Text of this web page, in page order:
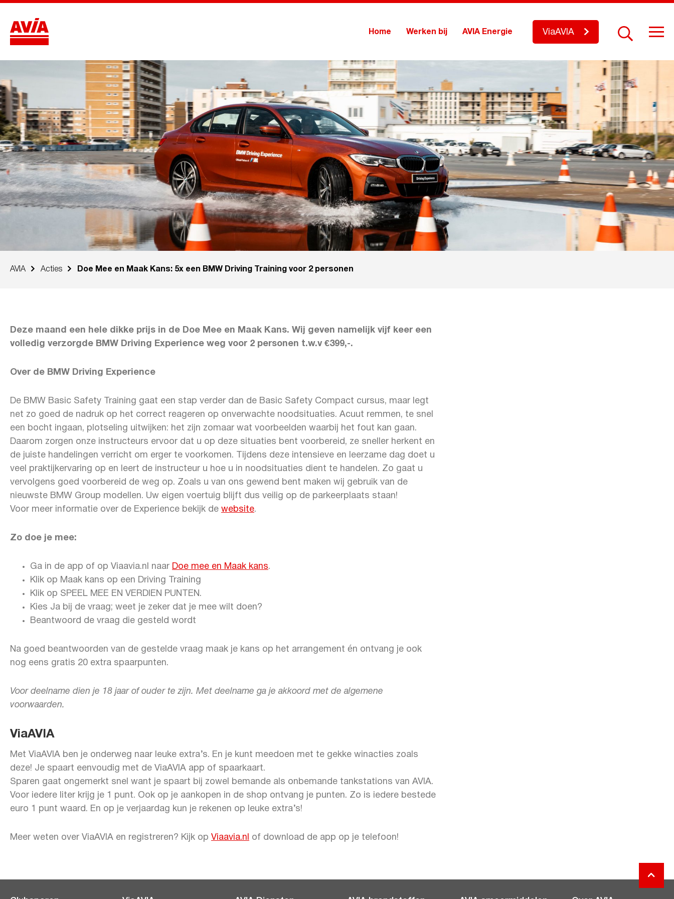
Home Werken bij AVIA Energie ViaAVIA
AVIA Acties Doe Mee en Maak Kans: 5x een BMW Driving Training voor 2 personen
Deze maand een hele dikke prijs in de Doe Mee en Maak Kans. Wij geven namelijk vijf keer een
volledig verzorgde BMW Driving Experience weg voor 2 personen t.w.v €399,-.
Over de BMW Driving Experience
De BMW Basic Safety Training gaat een stap verder dan de Basic Safety Compact cursus, maar legt
net zo goed de nadruk op het correct reageren op onverwachte noodsituaties. Acuut remmen, te snel
een bocht ingaan, plotseling uitwijken: het zijn zomaar wat voorbeelden waarbij het fout kan gaan.
Daarom zorgen onze instructeurs ervoor dat u op deze situaties bent voorbereid, ze sneller herkent en
de juiste handelingen verricht om erger te voorkomen. Tijdens deze intensieve en leerzame dag doet u
veel praktijkervaring op en leert de instructeur u hoe u in noodsituaties dient te handelen. Zo gaat u
vervolgens goed voorbereid de weg op. Zoals u van ons gewend bent maken wij gebruik van de
nieuwste BMW Group modellen. Uw eigen voertuig blijft dus veilig op de parkeerplaats staan!
Voor meer informatie over de Experience bekijk de website.
Zo doe je mee:
Ga in de app of op Viaavia.nl naar Doe mee en Maak kans.
Klik op Maak kans op een Driving Training
Klik op SPEEL MEE EN VERDIEN PUNTEN.
Kies Ja bij de vraag; weet je zeker dat je mee wilt doen?
Beantwoord de vraag die gesteld wordt
Na goed beantwoorden van de gestelde vraag maak je kans op het arrangement én ontvang je ook
nog eens gratis 20 extra spaarpunten.
Voor deelname dien je 18 jaar of ouder te zijn. Met deelname ga je akkoord met de algemene
voorwaarden.
ViaAVIA
Met ViaAVIA ben je onderweg naar leuke extra’s. En je kunt meedoen met te gekke winacties zoals
deze! Je spaart eenvoudig met de ViaAVIA app of spaarkaart.
Sparen gaat ongemerkt snel want je spaart bij zowel bemande als onbemande tankstations van AVIA.
Voor iedere liter krijg je 1 punt. Ook op je aankopen in de shop ontvang je punten. Zo is iedere bestede
euro 1 punt waard. En op je verjaardag kun je rekenen op leuke extra’s!
Meer weten over ViaAVIA en registreren? Kijk op Viaavia.nl of download de app op je telefoon!